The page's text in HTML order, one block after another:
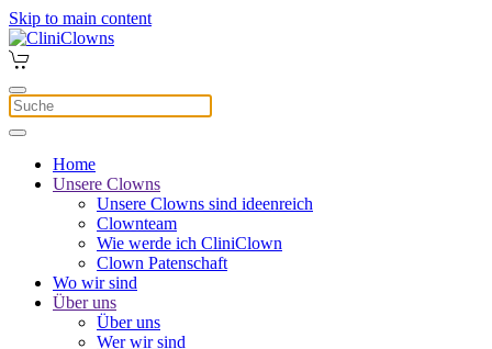
Skip to main content
Home
Unsere Clowns
Unsere Clowns sind ideenreich
Clownteam
Wie werde ich CliniClown
Clown Patenschaft
Wo wir sind
Über uns
Über uns
Wer wir sind